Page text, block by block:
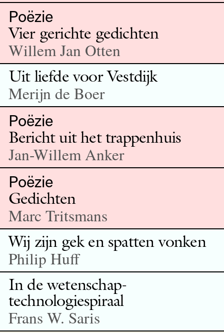
Poëzie
Vier gerichte gedichten
Willem Jan Otten
Uit liefde voor Vestdijk
Merijn de Boer
Poëzie
Bericht uit het trappenhuis
Jan-Willem Anker
Poëzie
Gedichten
Marc Tritsmans
Wij zijn gek en spatten vonken
Philip Huff
In de wetenschap-
technologiespiraal
Frans W. Saris